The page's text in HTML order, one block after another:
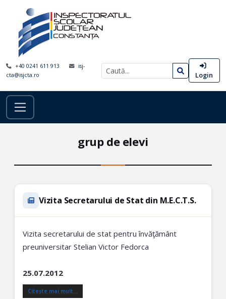
+40 0241 611 913
isj-
cta@isjcta.ro
Login
grup de elevi
Vizita Secretarului de Stat din M.E.C.T.S.
Vizita secretarului de stat pentru învăţământ
preuniversitar Stelian Victor Fedorca
25.07.2012
Citește mai mult…